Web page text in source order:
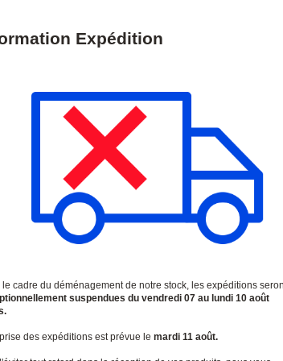
suspendues Reprise prévue